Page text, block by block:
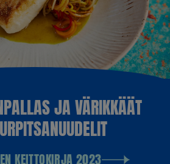
JA VÄRIKKÄÄT
KEITTOKIRJA 2023